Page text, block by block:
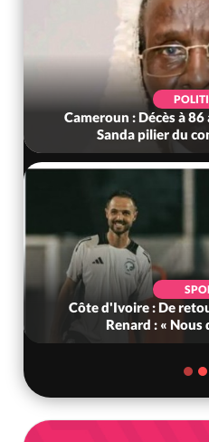
Cameroun : Décès à
Sanda pilier du
Côte d'Ivoire : De
Renard : « Nous